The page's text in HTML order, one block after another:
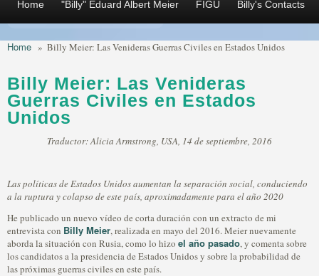
Home "Billy" Eduard Albert Meier FIGU Billy's Contacts
Home » Billy Meier: Las Venideras Guerras Civiles en Estados Unidos
Billy Meier: Las Venideras
Guerras Civiles en Estados
Unidos
Traductor: Alicia Armstrong, USA, 14 de septiembre, 2016
Las políticas de Estados Unidos aumentan la separación social, conduciendo
a la ruptura y colapso de este país, aproximadamente para el año 2020
He publicado un nuevo vídeo de corta duración con un extracto de mi
entrevista con Billy Meier, realizada en mayo del 2016. Meier nuevamente
aborda la situación con Rusia, como lo hizo el año pasado, y comenta sobre
los candidatos a la presidencia de Estados Unidos y sobre la probabilidad de
las próximas guerras civiles en este país.